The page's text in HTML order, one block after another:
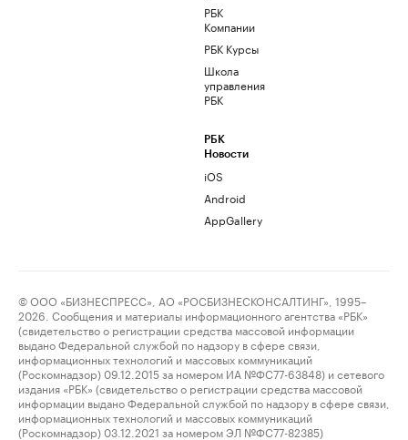
РБК
Компании
РБК Курсы
Школа
управления
РБК
РБК
Новости
iOS
Android
AppGallery
© ООО «БИЗНЕСПРЕСС», АО «РОСБИЗНЕСКОНСАЛТИНГ», 1995–
2026. Сообщения и материалы информационного агентства «РБК»
(свидетельство о регистрации средства массовой информации
выдано Федеральной службой по надзору в сфере связи,
информационных технологий и массовых коммуникаций
(Роскомнадзор) 09.12.2015 за номером ИА №ФС77-63848) и сетевого
издания «РБК» (свидетельство о регистрации средства массовой
информации выдано Федеральной службой по надзору в сфере связи,
информационных технологий и массовых коммуникаций
(Роскомнадзор) 03.12.2021 за номером ЭЛ №ФС77-82385)